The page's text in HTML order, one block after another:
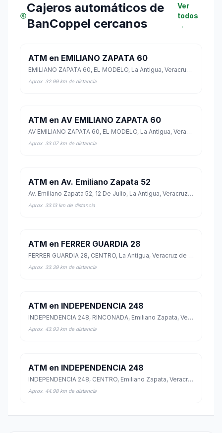
Cajeros automáticos de
BanCoppel cercanos
Ver
todos
→
ATM en EMILIANO ZAPATA 60
EMILIANO ZAPATA 60, EL MODELO, La Antigua, Veracruz de Ignacio de la Llave
Aprox. 32.99 km de distancia
ATM en AV EMILIANO ZAPATA 60
AV EMILIANO ZAPATA 60, EL MODELO, La Antigua, Veracruz de Ignacio de la Llave
Aprox. 33.07 km de distancia
ATM en Av. Emiliano Zapata 52
Av. Emiliano Zapata 52, 12 De Julio, La Antigua, Veracruz de Ignacio de la Llave
Aprox. 33.13 km de distancia
ATM en FERRER GUARDIA 28
FERRER GUARDIA 28, CENTRO, La Antigua, Veracruz de Ignacio de la Llave
Aprox. 33.39 km de distancia
ATM en INDEPENDENCIA 248
INDEPENDENCIA 248, RINCONADA, Emiliano Zapata, Veracruz de Ignacio de la Llave
Aprox. 43.93 km de distancia
ATM en INDEPENDENCIA 248
INDEPENDENCIA 248, CENTRO, Emiliano Zapata, Veracruz de Ignacio de la Llave
Aprox. 44.98 km de distancia